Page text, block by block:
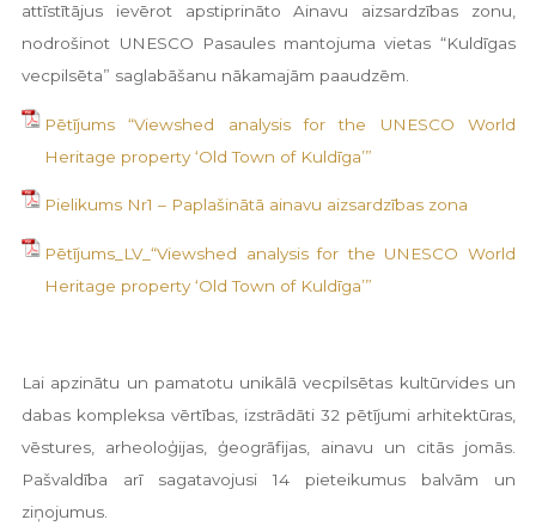
attīstītājus ievērot apstiprināto Ainavu aizsardzības zonu,
nodrošinot UNESCO Pasaules mantojuma vietas “Kuldīgas
vecpilsēta” saglabāšanu nākamajām paaudzēm.
Pētījums “Viewshed analysis for the UNESCO World
Heritage property ‘Old Town of Kuldīga’”
Pielikums Nr1 – Paplašinātā ainavu aizsardzības zona
Pētījums_LV_“Viewshed analysis for the UNESCO World
Heritage property ‘Old Town of Kuldīga’”
Lai apzinātu un pamatotu unikālā vecpilsētas kultūrvides un
dabas kompleksa vērtības, izstrādāti 32 pētījumi arhitektūras,
vēstures, arheoloģijas, ģeogrāfijas, ainavu un citās jomās.
Pašvaldība arī sagatavojusi 14 pieteikumus balvām un
ziņojumus.